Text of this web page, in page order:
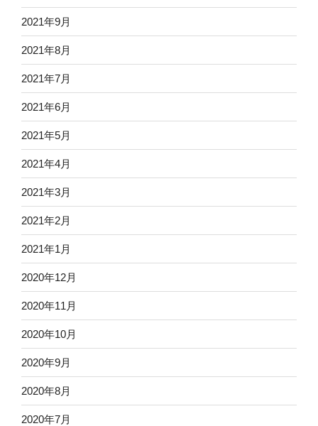
2021年9月
2021年8月
2021年7月
2021年6月
2021年5月
2021年4月
2021年3月
2021年2月
2021年1月
2020年12月
2020年11月
2020年10月
2020年9月
2020年8月
2020年7月